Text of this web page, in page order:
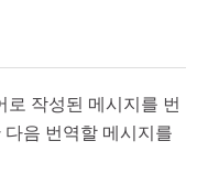
작성된 메시지를 번
음 번역할 메시지를